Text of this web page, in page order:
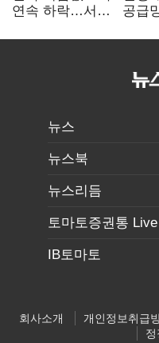
연속 하락…서울
공급
정유,
뉴스
뉴스북
뉴스리듬
토마토증권통 Live
IB토마토
회사소개 개인정보취급